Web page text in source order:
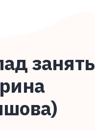
занять